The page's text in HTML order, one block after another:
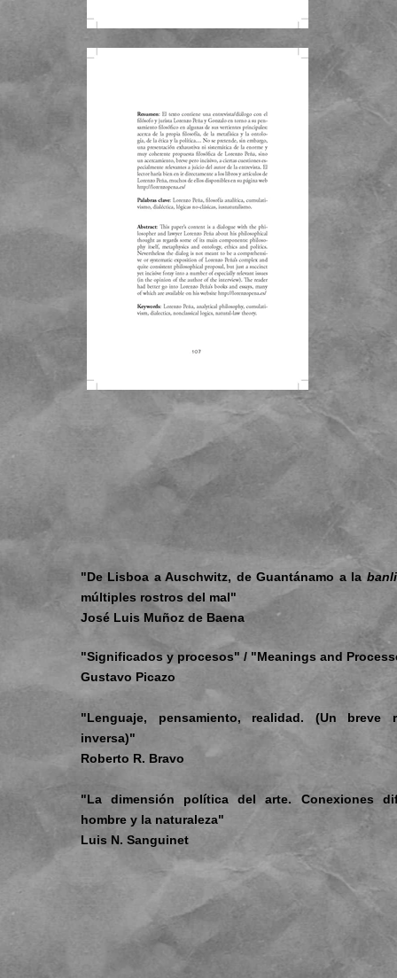
"De Lisboa a Auschwitz, de Guantánamo a la
múltiples rostros del mal"
José Luis Muñoz de Baena
"Significados y procesos" / "Meanings and
Gustavo Picazo
"Lenguaje, pensamiento, realidad. (Un breve
inversa)"
Roberto R. Bravo
"La dimensión política del arte. Conexiones
hombre y la naturaleza"
Luis N. Sanguinet